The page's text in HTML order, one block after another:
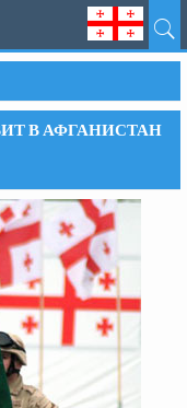
В АФГАНИСТАН